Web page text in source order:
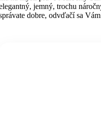
jemný, trochu
dobre, odvďačí sa